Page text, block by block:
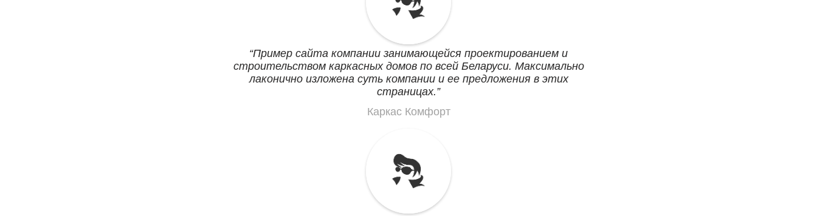
Пример сайта компании занимающейся проектированием и
строительством каркасных домов по всей Беларуси. Максимально
лаконично изложена суть компании и ее предложения в этих
страницах.
Каркас Комфорт